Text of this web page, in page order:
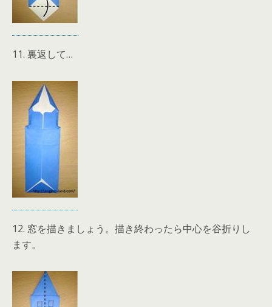
11. 裏返して…
12. 窓を描きましょう。描き終わったら中心を谷折りし
ます。